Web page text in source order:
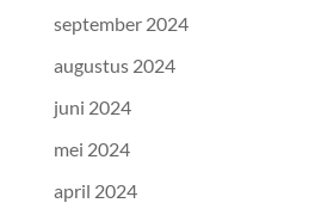
september 2024
augustus 2024
juni 2024
mei 2024
april 2024